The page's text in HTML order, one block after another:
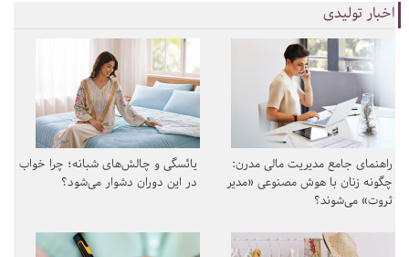
اخبار تولیدی
راهنمای جامع مدیریت مالی مدرن:
چگونه زنان با هوش مصنوعی «مدیر
ثروت» می‌شوند؟
یائسگی و چالش‌های شبانه؛ چرا خواب
در این دوران دشوار می‌شود؟